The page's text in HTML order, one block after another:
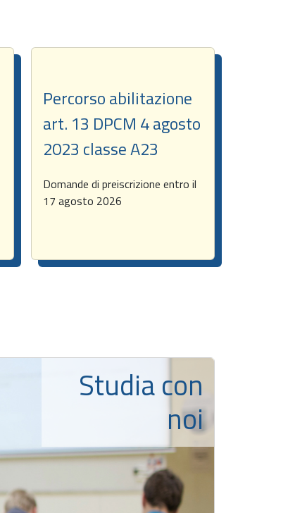
Percorso abilitazione
art. 13 DPCM 4 agosto
2023 classe A23
Domande di preiscrizione entro il
17 agosto 2026
Studia con
noi